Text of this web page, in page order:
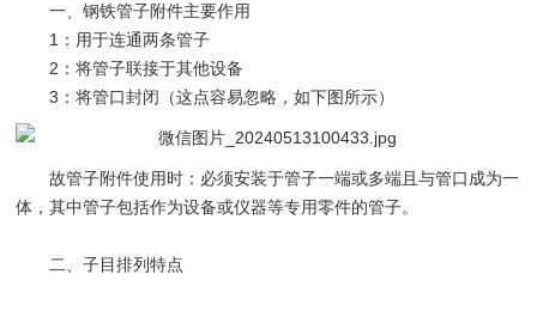
一、钢铁管子附件主要作用
1：用于连通两条管子
2：将管子联接于其他设备
3：将管口封闭（这点容易忽略，如下图所示）
故管子附件使用时：必须安装于管子一端或多端且与管口成为一
体，其中管子包括作为设备或仪器等专用零件的管子。
二、子目排列特点